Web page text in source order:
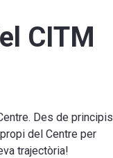
CITM
Des de principis
del Centre per
trajectòria!